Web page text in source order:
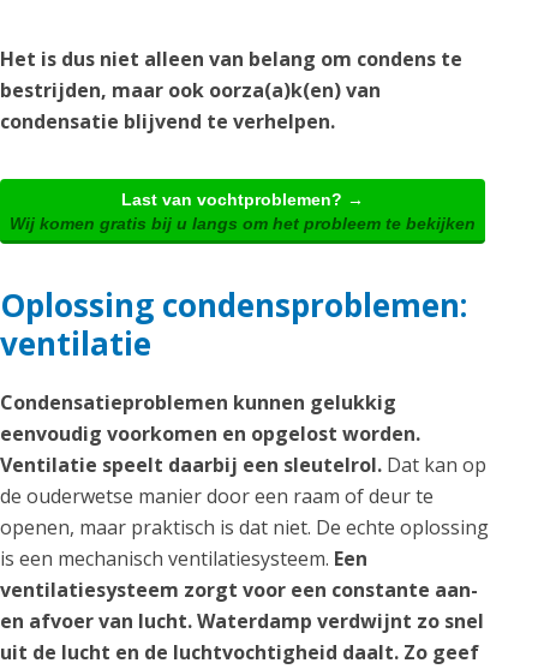
Het is dus niet alleen van belang om condens te
bestrijden, maar ook oorza(a)k(en) van
condensatie blijvend te verhelpen.
Last van vochtproblemen? →
Wij komen gratis bij u langs om het probleem te bekijken
Oplossing condensproblemen:
ventilatie
Condensatieproblemen kunnen gelukkig
eenvoudig voorkomen en opgelost worden.
Ventilatie speelt daarbij een sleutelrol. Dat kan op
de ouderwetse manier door een raam of deur te
openen, maar praktisch is dat niet. De echte oplossing
is een mechanisch ventilatiesysteem. Een
ventilatiesysteem zorgt voor een constante aan-
en afvoer van lucht. Waterdamp verdwijnt zo snel
uit de lucht en de luchtvochtigheid daalt. Zo geef